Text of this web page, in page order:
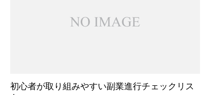
初心者が取り組みやすい副業進行チェックリス